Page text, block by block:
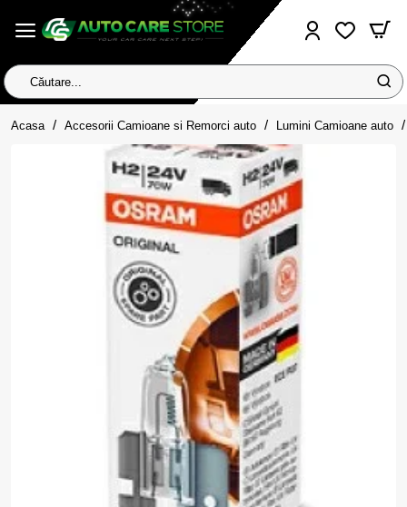
Căutare...
Acasa homeAccesorii Camioane si Remorci auto Lumini Camioane auto